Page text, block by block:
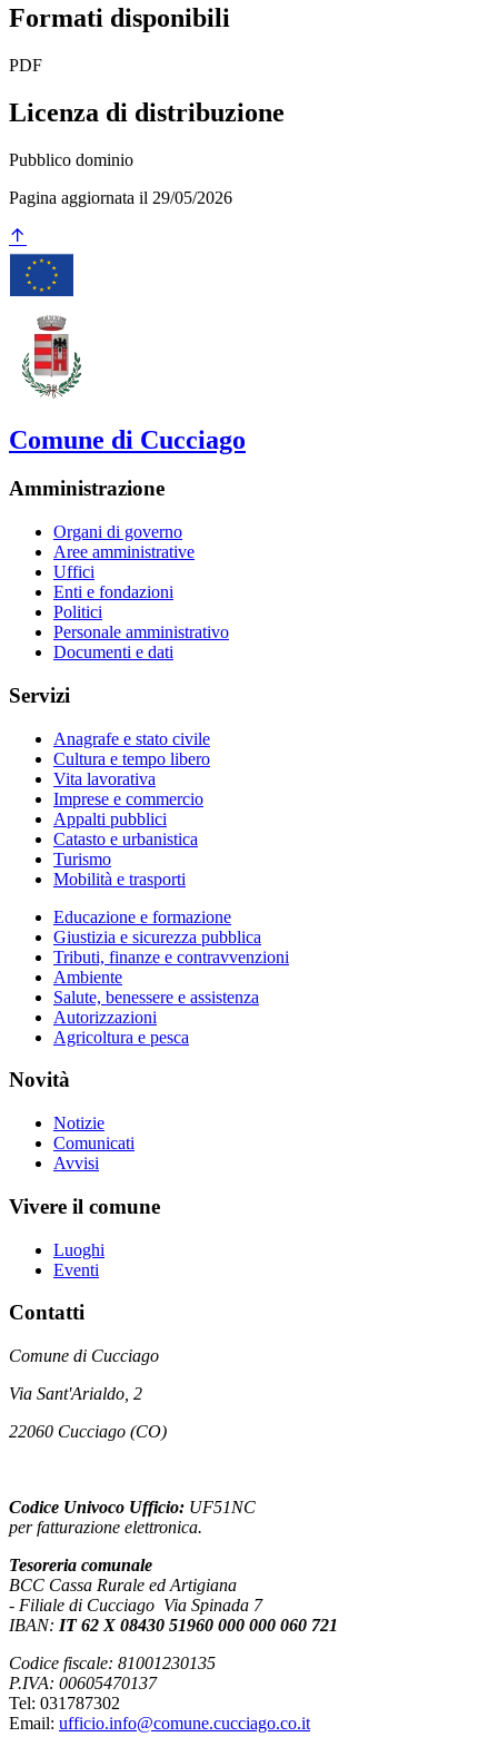
Formati disponibili
PDF
Licenza di distribuzione
Pubblico dominio
Pagina aggiornata il 29/05/2026
Comune di Cucciago
Amministrazione
Organi di governo
Aree amministrative
Uffici
Enti e fondazioni
Politici
Personale amministrativo
Documenti e dati
Servizi
Anagrafe e stato civile
Cultura e tempo libero
Vita lavorativa
Imprese e commercio
Appalti pubblici
Catasto e urbanistica
Turismo
Mobilità e trasporti
Educazione e formazione
Giustizia e sicurezza pubblica
Tributi, finanze e contravvenzioni
Ambiente
Salute, benessere e assistenza
Autorizzazioni
Agricoltura e pesca
Novità
Notizie
Comunicati
Avvisi
Vivere il comune
Luoghi
Eventi
Contatti
Comune di Cucciago
Via Sant'Arialdo, 2
22060 Cucciago (CO)
Codice Univoco Ufficio: UF51NC
per fatturazione elettronica.
Tesoreria comunale
BCC Cassa Rurale ed Artigiana
- Filiale di Cucciago Via Spinada 7
IBAN: IT 62 X 08430 51960 000 000 060 721
Codice fiscale: 81001230135
P.IVA: 00605470137
Tel: 031787302
Email: ufficio.info@comune.cucciago.co.it